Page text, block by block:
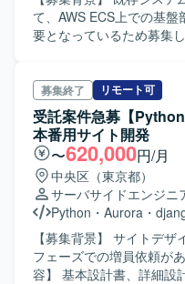
DDDやクリーンアーキテ
アーキテクチャや技術ス
り、テックリードやアー
セスにも触れることができます。 【開発環境
ド: Go, Ruby, Ruby on
React, Next.js API/スキ
Buffers, Swagger インフ
DynamoDB, S3, SQS,
理: Git/GitHub CI/CD:
AIツール: Claude Code,
ュニケーション: Slack,
を行っています。
て、AWS ECS上での基
要となっているため募集しております
ベースに、AWS ECS上
トの基盤部分に関する内
す。構築作業は別ベンダ
ュメントをベースにした
【求める人物像】 要件定
進できる方を求めており
ンを取りながら、既存資
りない情報を補完しなが
想定しております。 【ポジションの魅力】 AI関連の案件に
おいて、AWS ECSを中
わることができます。要
募集終了 リモート可
受託案件急募【
本番用サイト開発
〜620,000円/月
中央区（東京都）
サーバサイドエンジニ
Python ・ Aurora ・
【募集背景】 サイトデ
フェーズでの増員依頼があり
容】 基本設計書、詳細設